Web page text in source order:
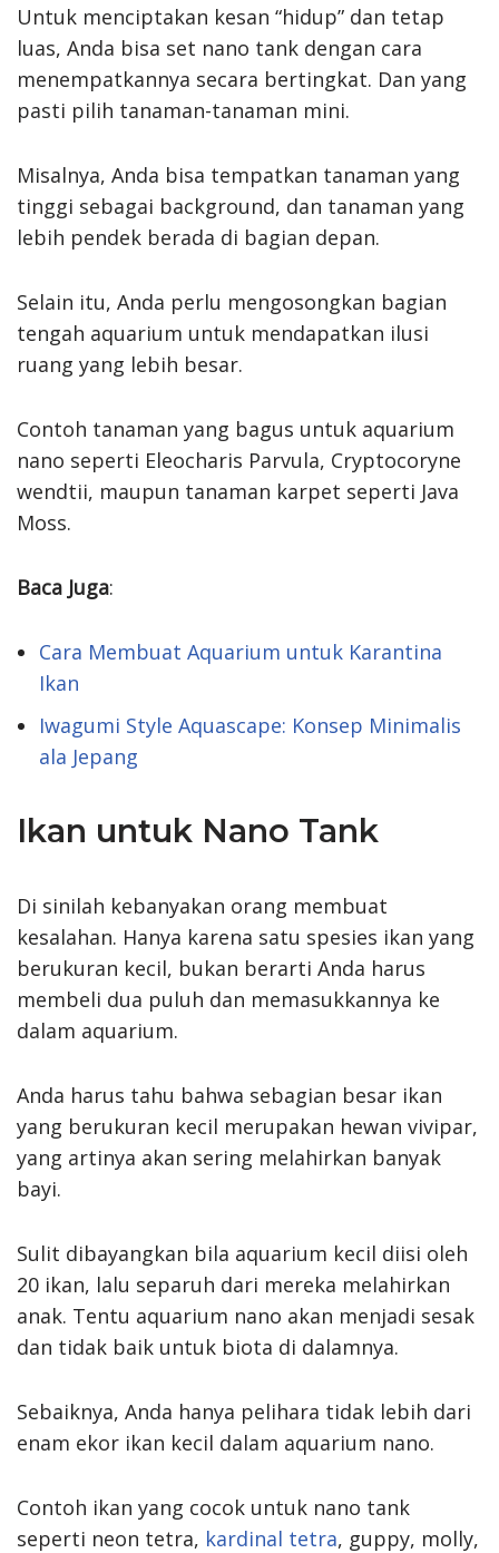
Untuk menciptakan kesan “hidup” dan tetap
luas, Anda bisa set nano tank dengan cara
menempatkannya secara bertingkat. Dan yang
pasti pilih tanaman-tanaman mini.
Misalnya, Anda bisa tempatkan tanaman yang
tinggi sebagai background, dan tanaman yang
lebih pendek berada di bagian depan.
Selain itu, Anda perlu mengosongkan bagian
tengah aquarium untuk mendapatkan ilusi
ruang yang lebih besar.
Contoh tanaman yang bagus untuk aquarium
nano seperti Eleocharis Parvula, Cryptocoryne
wendtii, maupun tanaman karpet seperti Java
Moss.
Baca Juga:
Cara Membuat Aquarium untuk Karantina
Ikan
Iwagumi Style Aquascape: Konsep Minimalis
ala Jepang
Ikan untuk Nano Tank
Di sinilah kebanyakan orang membuat
kesalahan. Hanya karena satu spesies ikan yang
berukuran kecil, bukan berarti Anda harus
membeli dua puluh dan memasukkannya ke
dalam aquarium.
Anda harus tahu bahwa sebagian besar ikan
yang berukuran kecil merupakan hewan vivipar,
yang artinya akan sering melahirkan banyak
bayi.
Sulit dibayangkan bila aquarium kecil diisi oleh
20 ikan, lalu separuh dari mereka melahirkan
anak. Tentu aquarium nano akan menjadi sesak
dan tidak baik untuk biota di dalamnya.
Sebaiknya, Anda hanya pelihara tidak lebih dari
enam ekor ikan kecil dalam aquarium nano.
Contoh ikan yang cocok untuk nano tank
seperti neon tetra, kardinal tetra, guppy, molly,